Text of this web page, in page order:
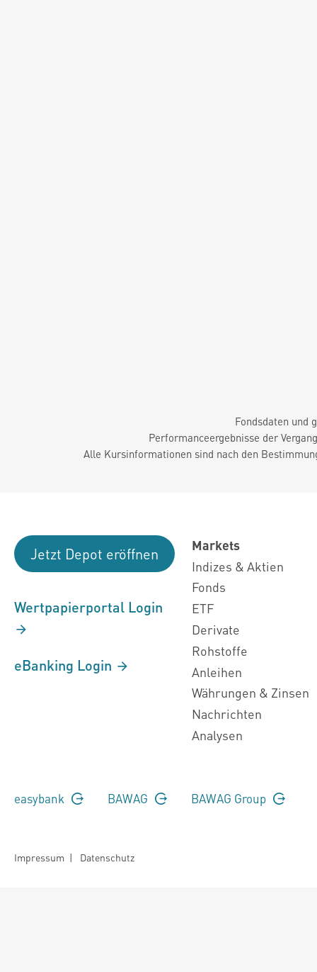
Fondsdaten und
Performanceergebnisse der
Alle Kursinformationen sind nach den
Jetzt Depot eröffnen
Wertpapierportal Login
eBanking Login
Markets
Indizes & Aktien
Fonds
ETF
Derivate
Rohstoffe
Anleihen
Währungen & Zinsen
Nachrichten
Analysen
easybank BAWAG BAWAG Group
Impressum | Datenschutz